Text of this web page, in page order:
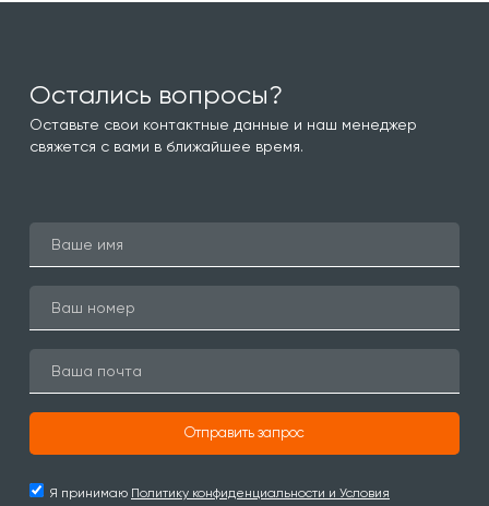
Остались вопросы?
Оставьте свои контактные данные и наш менеджер
свяжется с вами в ближайшее время.
Отправить запрос
Я принимаю Политику конфиденциальности и Условия